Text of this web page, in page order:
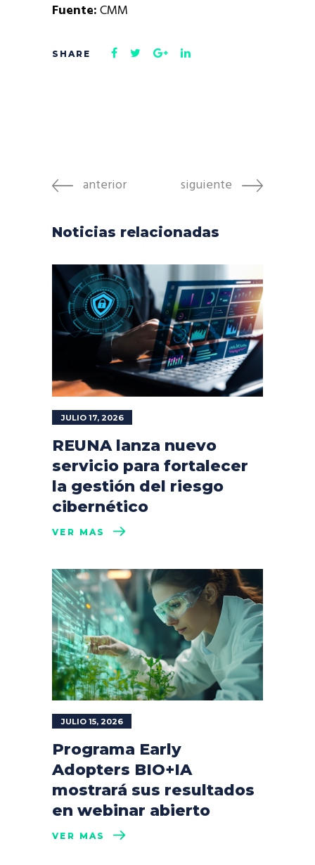
Fuente:CMM
anterior siguiente
Noticias relacionadas
JULIO 17, 2026
REUNA lanza nuevo
servicio para fortalecer
la gestión del riesgo
cibernético
VER MÁS
JULIO 15, 2026
Programa Early
Adopters BIO+IA
mostrará sus resultados
en webinar abierto
VER MÁS